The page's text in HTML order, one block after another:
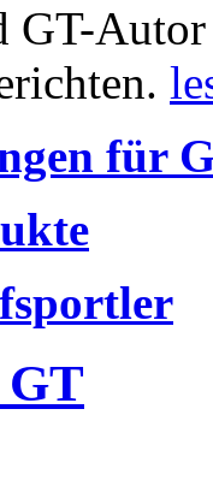
für
GT